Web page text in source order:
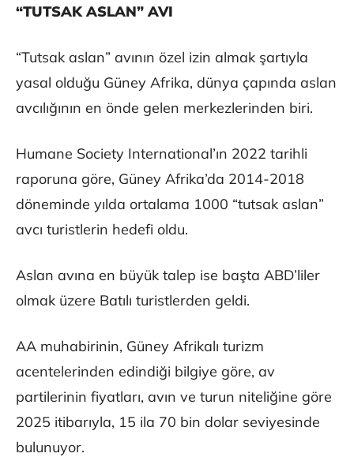
“TUTSAK ASLAN” AVI
“Tutsak aslan” avının özel izin almak şartıyla
yasal olduğu Güney Afrika, dünya çapında aslan
avcılığının en önde gelen merkezlerinden biri.
Humane Society International’ın 2022 tarihli
raporuna göre, Güney Afrika’da 2014-2018
döneminde yılda ortalama 1000 “tutsak aslan”
avcı turistlerin hedefi oldu.
Aslan avına en büyük talep ise başta ABD’liler
olmak üzere Batılı turistlerden geldi.
AA muhabirinin, Güney Afrikalı turizm
acentelerinden edindiği bilgiye göre, av
partilerinin fiyatları, avın ve turun niteliğine göre
2025 itibarıyla, 15 ila 70 bin dolar seviyesinde
bulunuyor.